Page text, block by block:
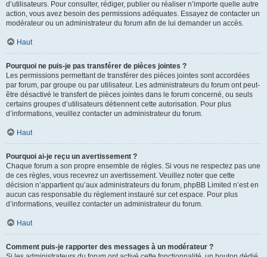
d’utilisateurs. Pour consulter, rédiger, publier ou réaliser n’importe quelle autre
action, vous avez besoin des permissions adéquates. Essayez de contacter un
modérateur ou un administrateur du forum afin de lui demander un accès.
Haut
Pourquoi ne puis-je pas transférer de pièces jointes ?
Les permissions permettant de transférer des pièces jointes sont accordées
par forum, par groupe ou par utilisateur. Les administrateurs du forum ont peut-
être désactivé le transfert de pièces jointes dans le forum concerné, ou seuls
certains groupes d’utilisateurs détiennent cette autorisation. Pour plus
d’informations, veuillez contacter un administrateur du forum.
Haut
Pourquoi ai-je reçu un avertissement ?
Chaque forum a son propre ensemble de règles. Si vous ne respectez pas une
de ces règles, vous recevrez un avertissement. Veuillez noter que cette
décision n’appartient qu’aux administrateurs du forum, phpBB Limited n’est en
aucun cas responsable du règlement instauré sur cet espace. Pour plus
d’informations, veuillez contacter un administrateur du forum.
Haut
Comment puis-je rapporter des messages à un modérateur ?